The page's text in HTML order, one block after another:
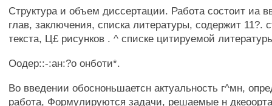
Структура и объем диссертации. Работа состоит иа
глав, заключения, списка литературы, содержит 11?.
текста, Ц£ рисунков . ^ списке цитируемой
Оодер::-:ан:?о онботи*.
Во введении обосноньшаетсн актуальность г^мн,
работа, Формулируются задачи, решаемые н